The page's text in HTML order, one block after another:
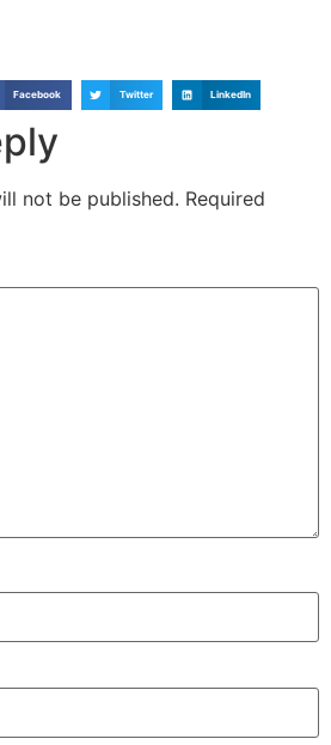
Facebook Twitter LinkedIn
not be published. Required